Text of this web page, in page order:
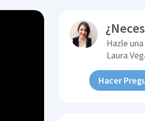
Hazle
Laura
Hacer